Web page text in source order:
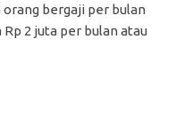
orang bergaji per bulan
2 juta per bulan atau